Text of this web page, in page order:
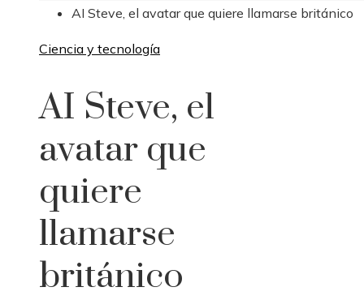
AI Steve, el avatar que quiere llamarse británico
Ciencia y tecnología
AI Steve, el
avatar que
quiere
llamarse
británico